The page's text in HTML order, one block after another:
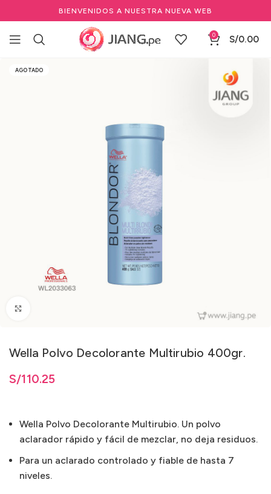
BIENVENIDOS A NUESTRA NUEVA WEB
0 S/0.00
Inicio Salones de Belleza
AGOTADO
Wella Polvo Decolorante Multirubio 400gr.
S/110.25
Wella Polvo Decolorante Multirubio. Un polvo
aclarador rápido y fácil de mezclar, no deja residuos.
Para un aclarado controlado y fiable de hasta 7
niveles.